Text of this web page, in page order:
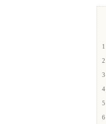
1
2
3
4
5
6